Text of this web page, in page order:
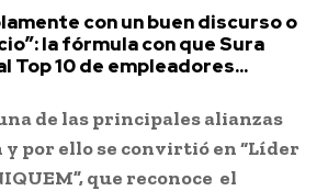
con un buen discurso o
la fórmula con que Sura
Top 10 de empleadores...
de las principales alianzas
y por ello se convirtió en “Líder
que reconoce el